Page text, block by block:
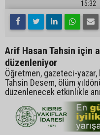
15:32
Arif Hasan Tahsin için
düzenleniyor
Öğretmen, gazeteci-
Tahsin Desem, ölüm
düzenlenecek etkinlikle